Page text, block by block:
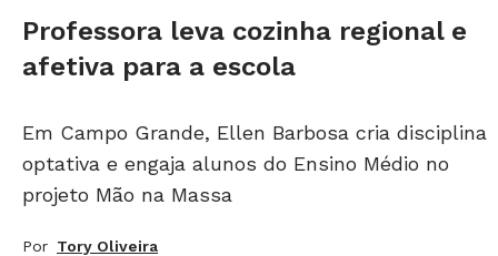
Professora leva cozinha regional e
afetiva para a escola
Em Campo Grande, Ellen Barbosa cria disciplina
optativa e engaja alunos do Ensino Médio no
projeto Mão na Massa
Por Tory Oliveira